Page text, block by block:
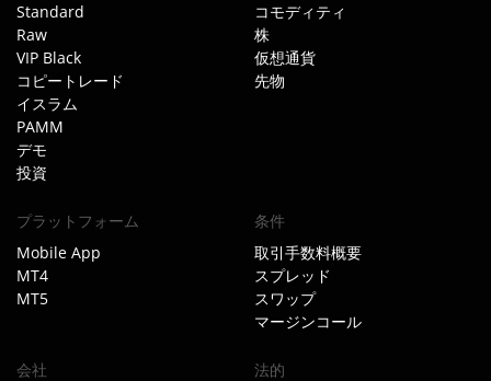
Standard
Raw
VIP Black
コピートレード
イスラム
PAMM
デモ
投資
コモディティ
株
仮想通貨
先物
プラットフォーム
Mobile App
MT4
MT5
条件
取引手数料概要
スプレッド
スワップ
マージンコール
会社
法的